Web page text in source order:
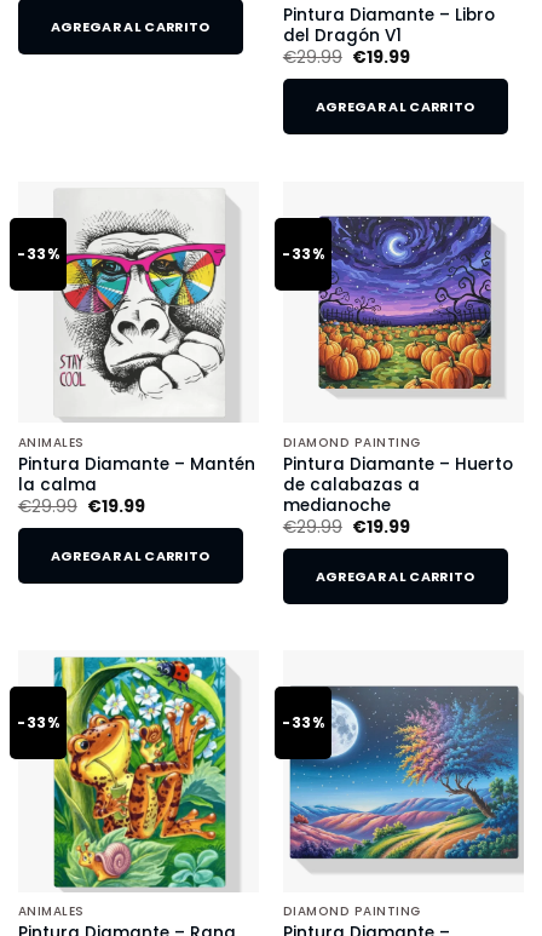
AGREGAR AL CARRITO
Pintura Diamante – Libro
del Dragón V1
€29.99 €19.99
AGREGAR AL CARRITO
-33%
ANIMALES
Pintura Diamante – Mantén
la calma
€29.99 €19.99
AGREGAR AL CARRITO
-33%
DIAMOND PAINTING
Pintura Diamante – Huerto
de calabazas a
medianoche
€29.99 €19.99
AGREGAR AL CARRITO
-33%
ANIMALES
-33%
DIAMOND PAINTING